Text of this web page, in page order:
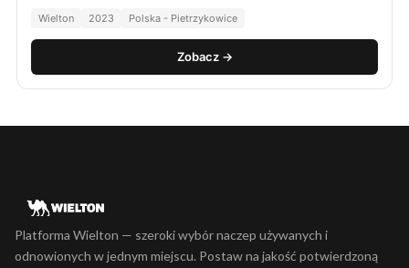
Wielton 2023 Polska - Pietrzykowice
Zobacz →
Platforma Wielton — szeroki wybór naczep używanych i
odnowionych w jednym miejscu. Postaw na jakość potwierdzoną